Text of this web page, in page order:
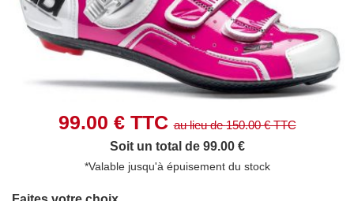
99.00 € TTCau lieu de150.00€ TTC
Soit un total de 99.00 €
*Valable jusqu'à épuisement du stock